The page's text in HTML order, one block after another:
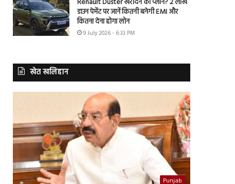
Renault Duster खरीदने का प्लान? 2 लाख
डाउन पेमेंट पर जानें कितनी बनेगी EMI और
कितना देना होगा लोन
9 July 2026 - 6:33 PM
खेत खलिहान
Punjab